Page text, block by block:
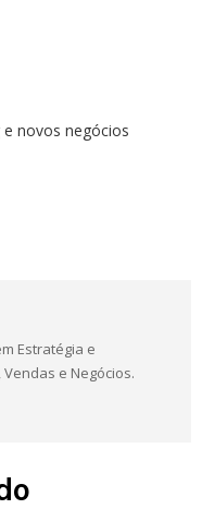
novos negócios
Estratégia e
e Negócios.